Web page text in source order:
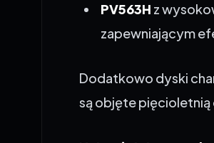
zapewniającym
są objęte